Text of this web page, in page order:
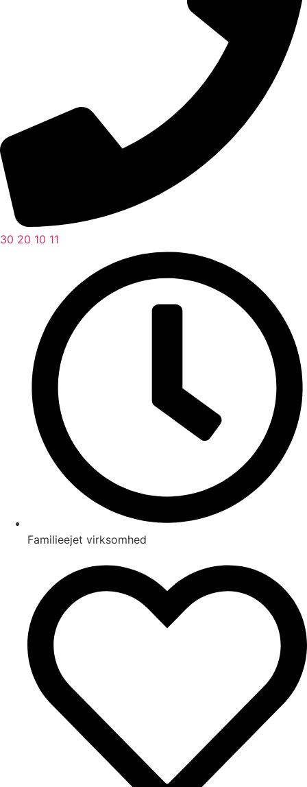
30 20 10 11
Familieejet virksomhed